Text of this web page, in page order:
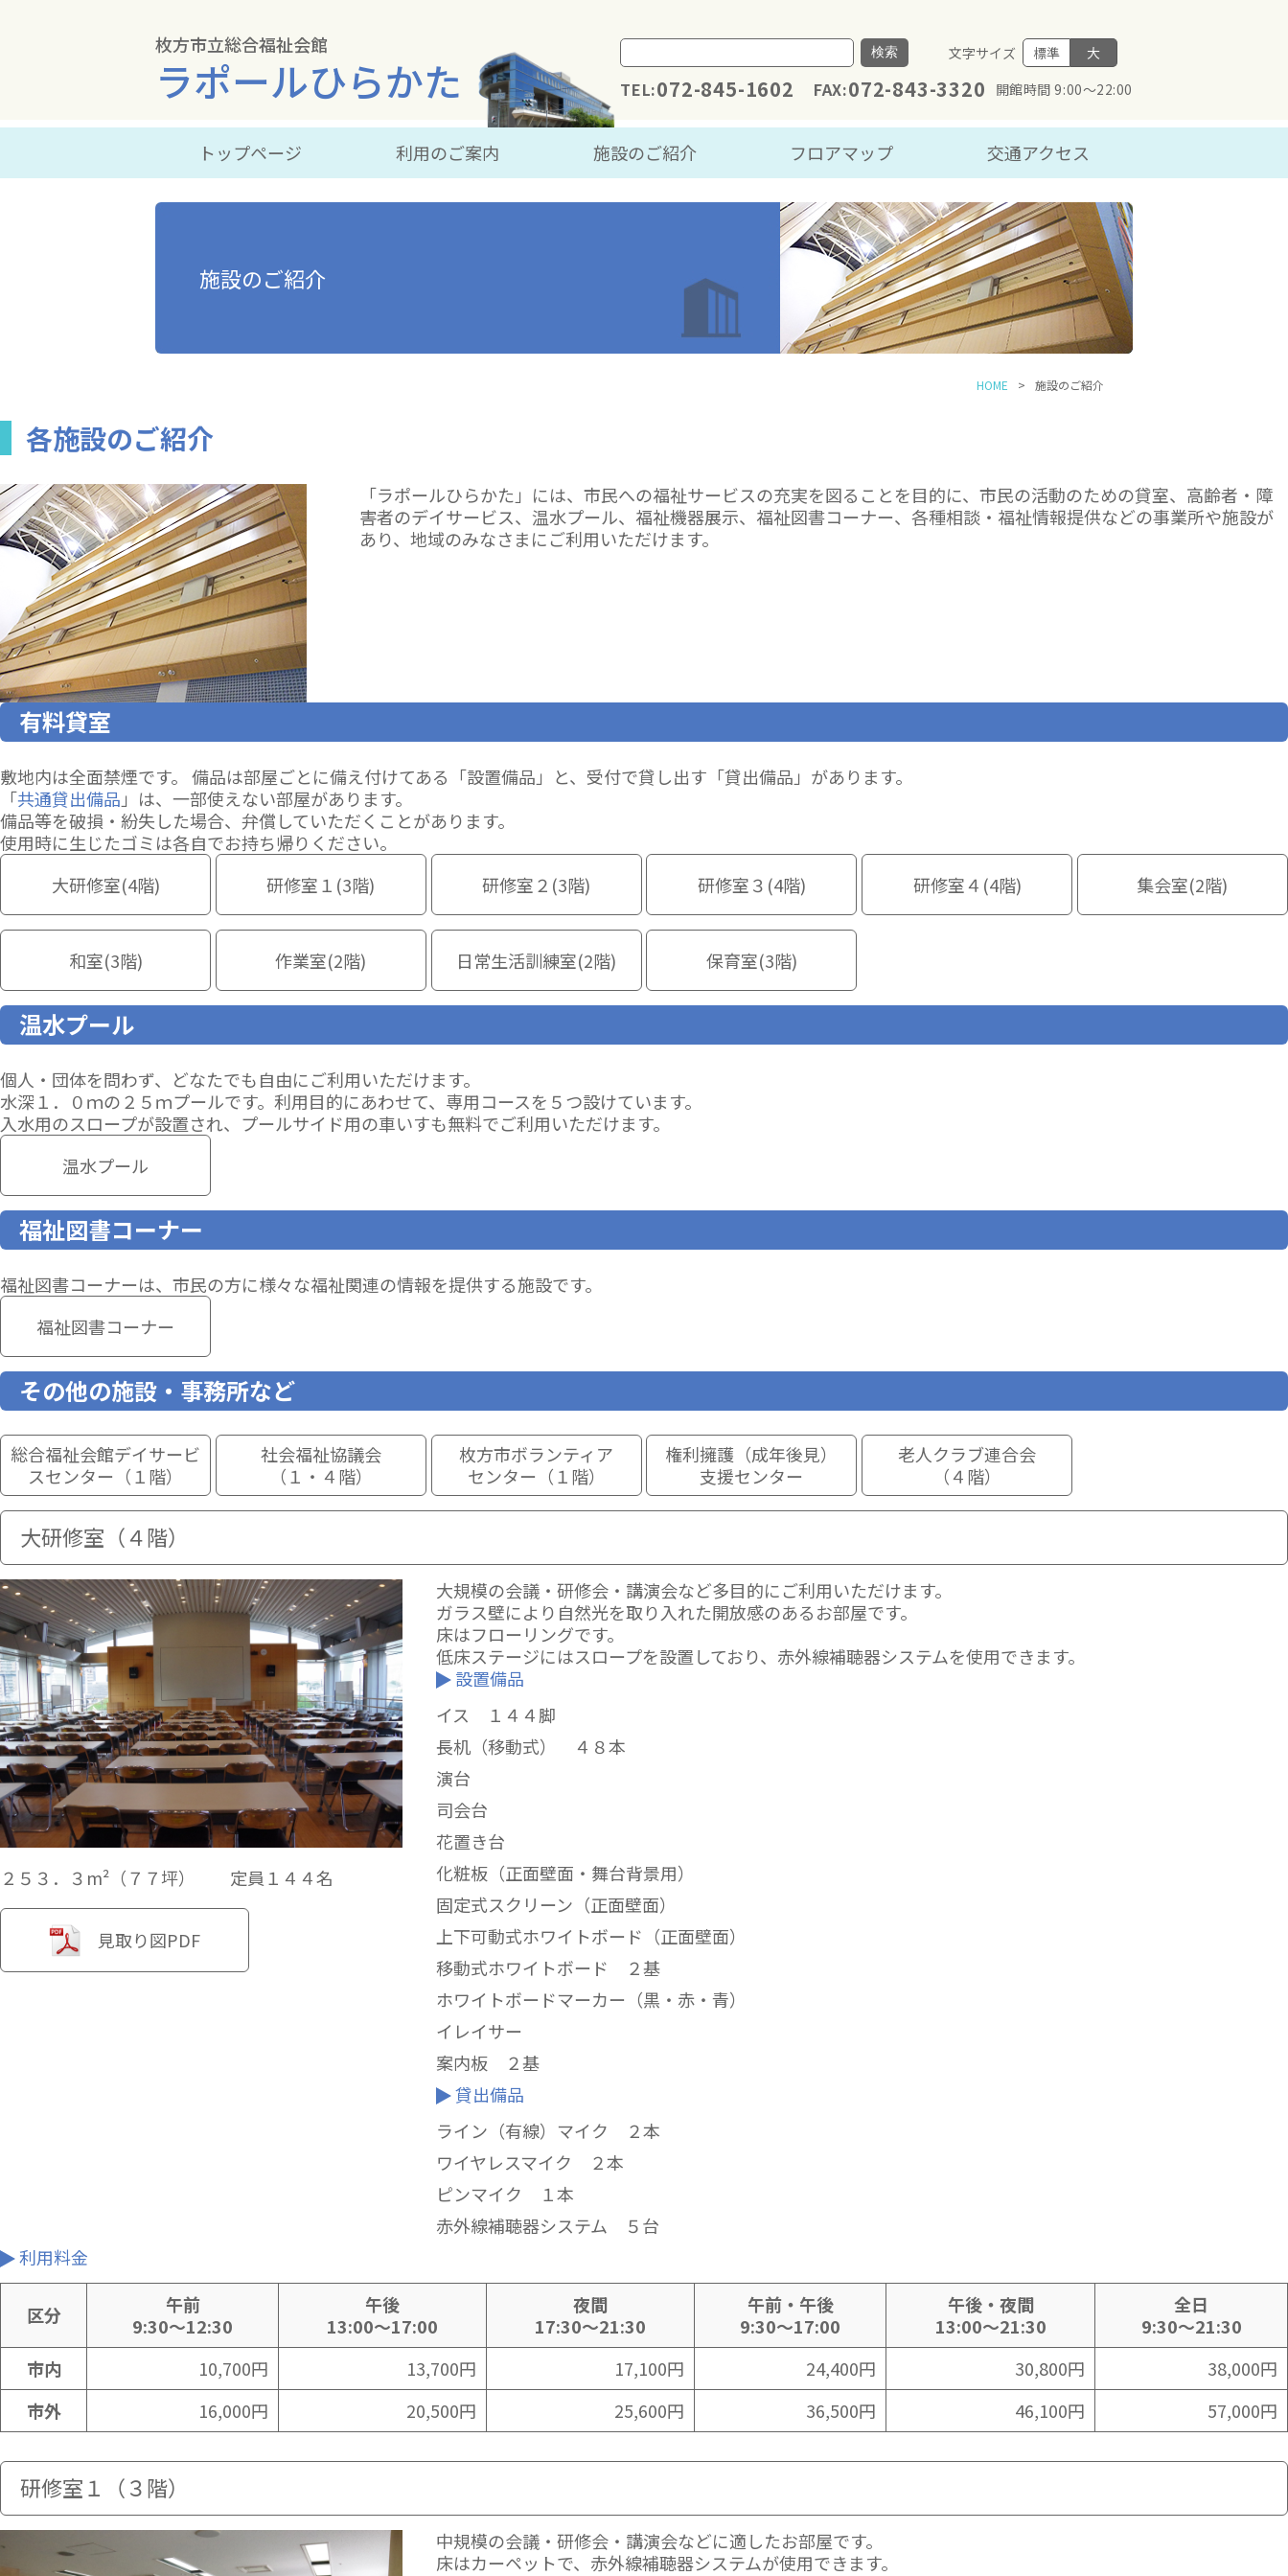
枚方市立総合福祉会館
ラポールひらかた
検索 文字サイズ 標準 大
TEL:072-845-1602 FAX:072-843-3320 開館時間 9:00～22:00
トップページ 利用のご案内 施設のご紹介 フロアマップ 交通アクセス
施設のご紹介
HOME 施設のご紹介
各施設のご紹介
「ラポールひらかた」には、市民への福祉サービスの充実を図ることを目的に、市民の活動のための貸室、高齢者・障
害者のデイサービス、温水プール、福祉機器展示、福祉図書コーナー、各種相談・福祉情報提供などの事業所や施設が
あり、地域のみなさまにご利用いただけます。
有料貸室
敷地内は全面禁煙です。 備品は部屋ごとに備え付けてある「設置備品」と、受付で貸し出す「貸出備品」があります。
「共通貸出備品 」は、一部使えない部屋があります。
備品等を破損・紛失した場合、弁償していただくことがあります。
使用時に生じたゴミは各自でお持ち帰りください。
大研修室(4階)
研修室１(3階) 研修室２(3階) 研修室３(4階) 研修室４(4階) 集会室(2階)
和室(3階) 作業室(2階) 日常生活訓練室(2階) 保育室(3階)
温水プール
個人・団体を問わず、どなたでも自由にご利用いただけます。
水深１．０ｍの２５ｍプールです。利用目的にあわせて、専用コースを５つ設けています。
入水用のスロープが設置され、プールサイド用の車いすも無料でご利用いただけます。
温水プール
福祉図書コーナー
福祉図書コーナーは、市民の方に様々な福祉関連の情報を提供する施設です。
福祉図書コーナー
その他の施設・事務所など
総合福祉会館デイサービ
スセンター（１階）
社会福祉協議会
（１・４階）
枚方市ボランティア
センター（１階）
権利擁護（成年後見）
支援センター
老人クラブ連合会
（４階）
大研修室（４階）
２５３．３m²（７７坪） 定員１４４名
見取り図PDF
大規模の会議・研修会・講演会など多目的にご利用いただけます。
ガラス壁により自然光を取り入れた開放感のあるお部屋です。
床はフローリングです。
低床ステージにはスロープを設置しており、赤外線補聴器システムを使用できます。
設置備品
イス １４４脚
長机（移動式） ４８本
演台
司会台
花置き台
化粧板（正面壁面・舞台背景用）
固定式スクリーン（正面壁面）
上下可動式ホワイトボード（正面壁面）
移動式ホワイトボード ２基
ホワイトボードマーカー（黒・赤・青）
イレイサー
案内板 ２基
貸出備品
ライン（有線）マイク ２本
ワイヤレスマイク ２本
ピンマイク １本
赤外線補聴器システム ５台
利用料金
区分
午前
9:30～12:30
午後
13:00～17:00
夜間
17:30～21:30
午前・午後
9:30～17:00
午後・夜間
13:00～21:30
全日
9:30～21:30
市内
10,700円 13,700円 17,100円 24,400円 30,800円
38,000円
市外
16,000円 20,500円 25,600円 36,500円 46,100円 57,000円
研修室１（３階）
中規模の会議・研修会・講演会などに適したお部屋です。
床はカーペットで、赤外線補聴器システムが使用できます。